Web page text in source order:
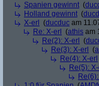
Spanien gewinnt (
Holland gewinnt (
X-erl
(ducduc am
Re: X-erl
(athis am
Re(2): X-erl
(
Re(3): X-erl
(
Re(4): X-erl
Re(5): X-